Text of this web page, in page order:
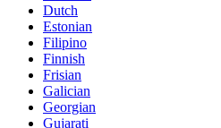
Dutch
Estonian
Filipino
Finnish
Frisian
Galician
Georgian
Gujarati